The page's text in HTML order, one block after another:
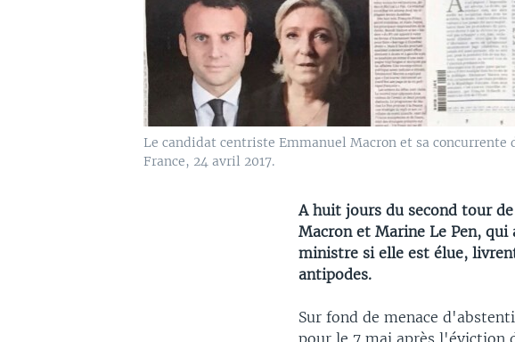
Le candidat centriste Emmanuel Macron et sa
France, 24 avril 2017.
A huit jours du second tour
Macron et Marine Le Pen,
ministre si elle est élue,
antipodes.
Sur fond de menace